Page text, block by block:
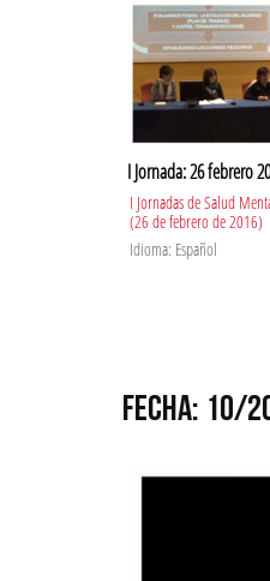
I Jornada: 26 febrero
I Jornadas de Salud
(26 de febrero de 2016)
Idioma: Español
FECHA: 10/